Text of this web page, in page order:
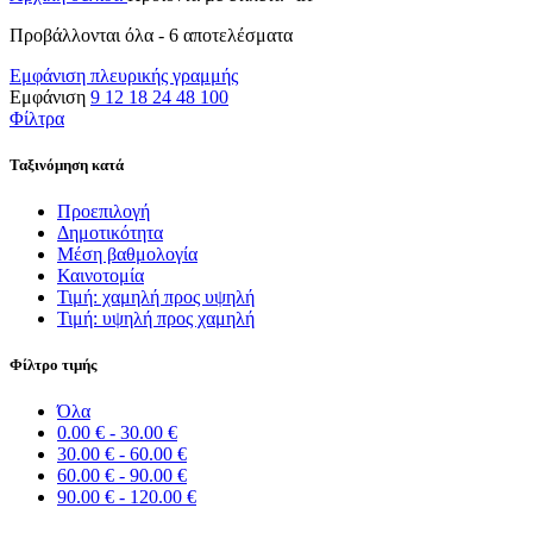
Προβάλλονται όλα - 6 αποτελέσματα
Εμφάνιση πλευρικής γραμμής
Εμφάνιση 9 12 18 24 48 100
Φίλτρα
Ταξινόμηση κατά
Προεπιλογή
Δημοτικότητα
Μέση βαθμολογία
Καινοτομία
Τιμή: χαμηλή προς υψηλή
Τιμή: υψηλή προς χαμηλή
Φίλτρο τιμής
Όλα
0.00 € - 30.00 €
30.00 € - 60.00 €
60.00 € - 90.00 €
90.00 € - 120.00 €